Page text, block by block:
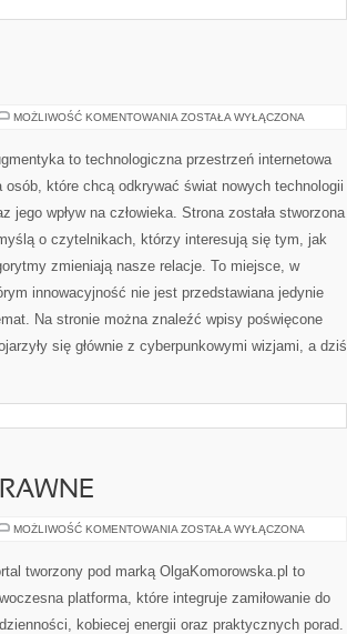
MOŻLIWOŚĆ KOMENTOWANIA AUGMENTYKA
ZOSTAŁA WYŁĄCZONA
to technologiczna przestrzeń internetowa
osób, które chcą odkrywać świat nowych technologii
jego wpływ na człowieka. Strona została stworzona
o czytelnikach, którzy interesują się tym, jak
zmieniają nasze relacje. To miejsce, w
innowacyjność nie jest przedstawiana jedynie
Na stronie można znaleźć wpisy poświęcone
się głównie z cyberpunkowymi wizjami, a dziś
MOŻLIWOŚĆ KOMENTOWANIA OSOBY
ZOSTAŁA WYŁĄCZONA
tworzony pod marką OlgaKomorowska.pl to
platforma, które integruje zamiłowanie do
kobiecej energii oraz praktycznych porad.